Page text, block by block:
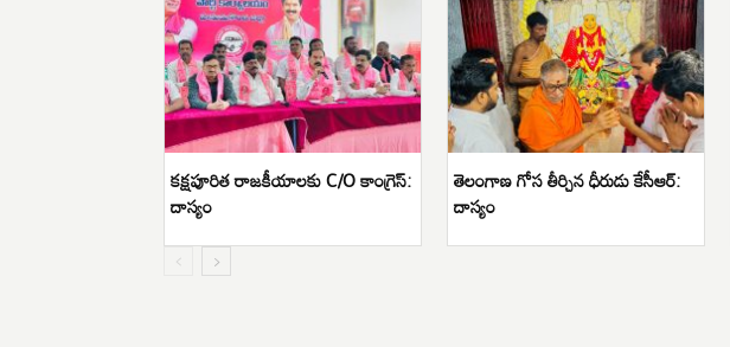
క‌క్ష‌పూరిత రాజ‌కీయాలకు C/O కాంగ్రెస్:
దాస్యం
తెలంగాణ గోస తీర్చిన ధీరుడు కేసీఆర్:
దాస్యం